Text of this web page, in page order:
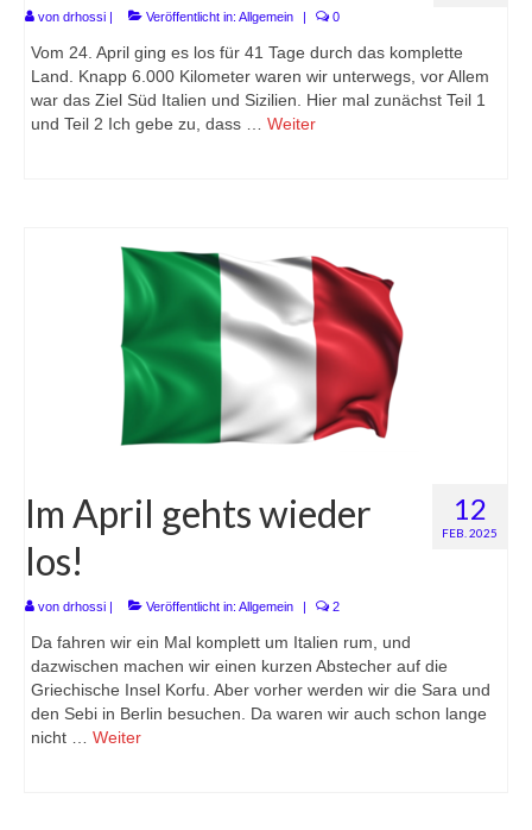
von drhossi | Veröffentlicht in: Allgemein | 0
Vom 24. April ging es los für 41 Tage durch das komplette
Land. Knapp 6.000 Kilometer waren wir unterwegs, vor Allem
war das Ziel Süd Italien und Sizilien. Hier mal zunächst Teil 1
und Teil 2 Ich gebe zu, dass … Weiter
12
FEB. 2025
Im April gehts wieder
los!
von drhossi Veröffentlicht in: Allgemein 2
Da fahren wir ein Mal komplett um Italien rum, und
dazwischen machen wir einen kurzen Abstecher auf die
Griechische Insel Korfu. Aber vorher werden wir die Sara und
den Sebi in Berlin besuchen. Da waren wir auch schon lange
nicht … Weiter